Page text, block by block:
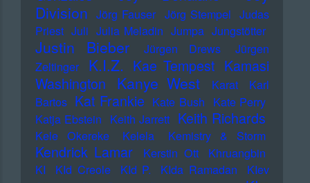
Division Jörg Fauser Jörg Stempel Judas
Priest Juli Julia Meladin Jumpa Jungstötter
Justin Bieber Jürgen Drews
Jürgen
Zeltinger
K.I.Z. Kae Tempest Kamasi
Washington
Kanye West Karat
Karl
Bartos Kat Frankie Kate Bush Kate Perry
Katja Ebstein Keith Jarrett Keith Richards
Kele Okereke Kelela Kemistry & Storm
Kendrick Lamar Kerstin Ott
Khruangbin
KI
KId Creole KId P. KIda Ramadan
KIev